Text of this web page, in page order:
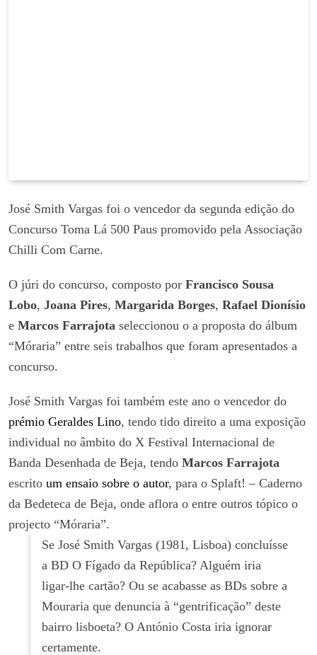
José Smith Vargas foi o vencedor da segunda edição do
Concurso Toma Lá 500 Paus promovido pela Associação
Chilli Com Carne.
O júri do concurso, composto por Francisco Sousa
Lobo, Joana Pires, Margarida Borges, Rafael Dionísio
e Marcos Farrajota seleccionou o a proposta do álbum
“Móraria” entre seis trabalhos que foram apresentados a
concurso.
José Smith Vargas foi também este ano o vencedor do
prémio Geraldes Lino, tendo tido direito a uma exposição
individual no âmbito do X Festival Internacional de
Banda Desenhada de Beja, tendo Marcos Farrajota
escrito um ensaio sobre o autor, para o Splaft! – Caderno
da Bedeteca de Beja, onde aflora o entre outros tópico o
projecto “Móraria”.
Se José Smith Vargas (1981, Lisboa) concluísse
a BD O Fígado da República? Alguém iria
ligar-lhe cartão? Ou se acabasse as BDs sobre a
Mouraria que denuncia à “gentrificação” deste
bairro lisboeta? O António Costa iria ignorar
certamente.